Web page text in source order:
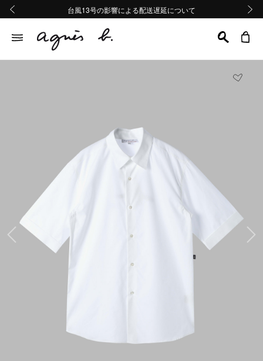
熊本地域地震の影響による配送遅延について
Summer Sale 2buy10%OFF!!
台風13号の影響による配送遅延について
熊本地域地震の影響による配送遅延について
Summer Sale 2buy10%OFF!!
前の画像